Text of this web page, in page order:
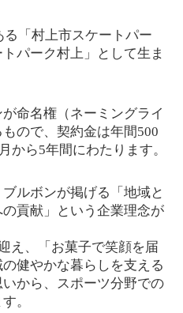
「村上市スケートパー
パーク村上」として生ま
命名権（ネーミングライ
ので、契約金は年間500
から5年間にわたります。
ルボンが掲げる「地域と
貢献」という企業理念が
え、「お菓子で笑顔を届
健やかな暮らしを支える
から、スポーツ分野での
。